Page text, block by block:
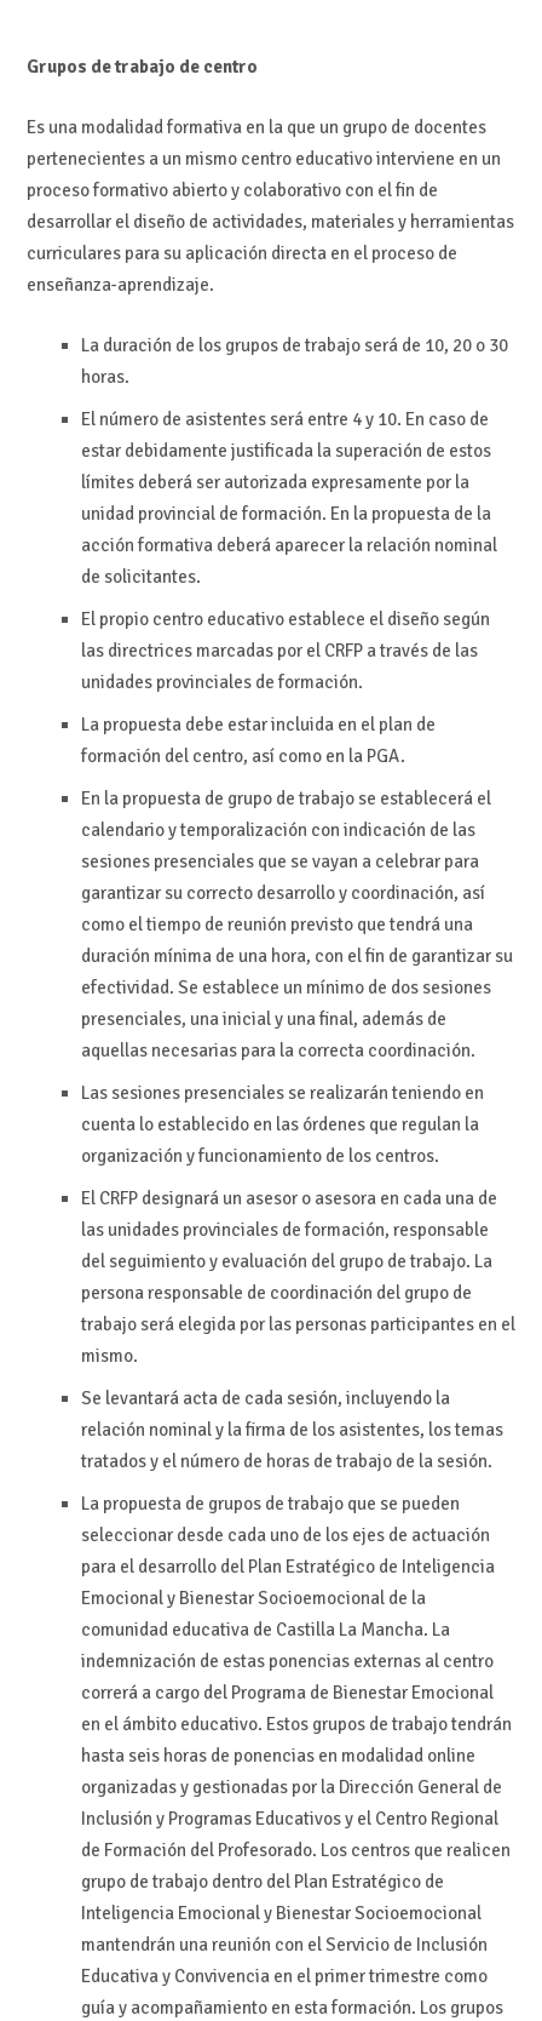
Grupos de trabajo de centro
Es una modalidad formativa en la que un grupo de docentes
pertenecientes a un mismo centro educativo interviene en un
proceso formativo abierto y colaborativo con el fin de
desarrollar el diseño de actividades, materiales y herramientas
curriculares para su aplicación directa en el proceso de
enseñanza-aprendizaje.
La duración de los grupos de trabajo será de 10, 20 o 30
horas.
El número de asistentes será entre 4 y 10. En caso de
estar debidamente justificada la superación de estos
límites deberá ser autorizada expresamente por la
unidad provincial de formación. En la propuesta de la
acción formativa deberá aparecer la relación nominal
de solicitantes.
El propio centro educativo establece el diseño según
las directrices marcadas por el CRFP a través de las
unidades provinciales de formación.
La propuesta debe estar incluida en el plan de
formación del centro, así como en la PGA.
En la propuesta de grupo de trabajo se establecerá el
calendario y temporalización con indicación de las
sesiones presenciales que se vayan a celebrar para
garantizar su correcto desarrollo y coordinación, así
como el tiempo de reunión previsto que tendrá una
duración mínima de una hora, con el fin de garantizar su
efectividad. Se establece un mínimo de dos sesiones
presenciales, una inicial y una final, además de
aquellas necesarias para la correcta coordinación.
Las sesiones presenciales se realizarán teniendo en
cuenta lo establecido en las órdenes que regulan la
organización y funcionamiento de los centros.
El CRFP designará un asesor o asesora en cada una de
las unidades provinciales de formación, responsable
del seguimiento y evaluación del grupo de trabajo. La
persona responsable de coordinación del grupo de
trabajo será elegida por las personas participantes en el
mismo.
Se levantará acta de cada sesión, incluyendo la
relación nominal y la firma de los asistentes, los temas
tratados y el número de horas de trabajo de la sesión.
La propuesta de grupos de trabajo que se pueden
seleccionar desde cada uno de los ejes de actuación
para el desarrollo del Plan Estratégico de Inteligencia
Emocional y Bienestar Socioemocional de la
comunidad educativa de Castilla La Mancha. La
indemnización de estas ponencias externas al centro
correrá a cargo del Programa de Bienestar Emocional
en el ámbito educativo. Estos grupos de trabajo tendrán
hasta seis horas de ponencias en modalidad online
organizadas y gestionadas por la Dirección General de
Inclusión y Programas Educativos y el Centro Regional
de Formación del Profesorado. Los centros que realicen
grupo de trabajo dentro del Plan Estratégico de
Inteligencia Emocional y Bienestar Socioemocional
mantendrán una reunión con el Servicio de Inclusión
Educativa y Convivencia en el primer trimestre como
guía y acompañamiento en esta formación. Los grupos